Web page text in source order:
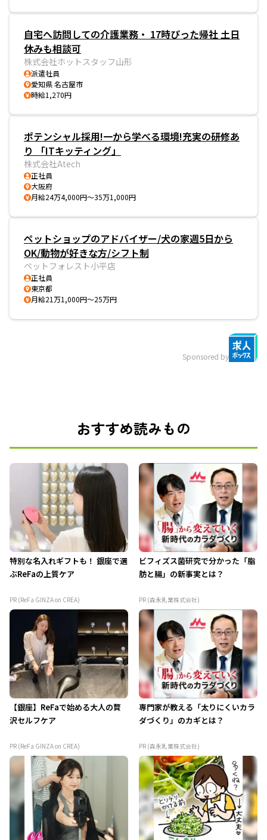
自宅へ訪問しての介護業務・ 17時ぴった帰社 土日
休みも相談可
株式会社ホットスタッフ山形
派遣社員
愛知県 名古屋市
時給1,270円
ポテンシャル採用!一から学べる環境!充実の研修あ
り 「ITキッティング」
株式会社Atech
正社員
大阪府
月給24万4,000円～35万1,000円
ペットショップのアドバイザー/犬の家週5日から
OK/動物が好きな方/シフト制
ペットフォレスト小平店
正社員
東京都
月給21万1,000円～25万円
Sponsored by
おすすめ読みもの
特別な名入れギフトも！ 銀座で選
ぶReFaの上質ケア
PR (ReFa GINZA on CREA)
ビフィズス菌研究で分かった「脂
肪と腸」の新事実とは？
PR (森永乳業株式会社)
【銀座】ReFaで始める大人の贅
沢セルフケア
PR (ReFa GINZA on CREA)
専門家が教える「太りにくいカラ
ダづくり」のカギとは？
PR (森永乳業株式会社)